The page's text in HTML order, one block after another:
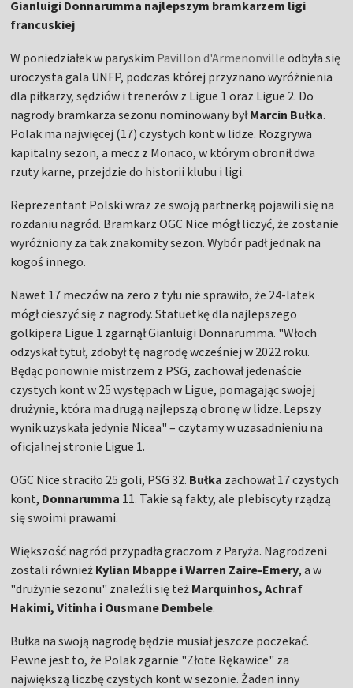
Gianluigi Donnarumma najlepszym bramkarzem ligi
francuskiej
W poniedziałek w paryskim Pavillon d'Armenonvilleodbyła się
uroczysta gala UNFP, podczas której przyznano wyróżnienia
dla piłkarzy, sędziów i trenerów z Ligue 1 oraz Ligue 2. Do
nagrody bramkarza sezonu nominowany byłMarcin Bułka.
Polak ma najwięcej (17) czystych kont w lidze. Rozgrywa
kapitalny sezon, a mecz z Monaco, w którym obronił dwa
rzuty karne, przejdzie do historii klubu i ligi.
Reprezentant Polski wraz ze swoją partnerką pojawili się na
rozdaniu nagród. Bramkarz OGC Nice mógł liczyć, że zostanie
wyróżniony za tak znakomity sezon. Wybór padł jednak na
kogoś innego.
Nawet 17 meczów na zero z tyłu nie sprawiło, że 24-latek
mógł cieszyć się z nagrody. Statuetkę dla najlepszego
golkipera Ligue 1 zgarnął Gianluigi Donnarumma. "Włoch
odzyskał tytuł, zdobył tę ​​nagrodę wcześniej w 2022 roku.
Będąc ponownie mistrzem z PSG, zachował jedenaście
czystych kont w 25 występach w Ligue, pomagając swojej
drużynie, która ma drugą najlepszą obronę w lidze. Lepszy
wynik uzyskała jedynie Nicea" – czytamy w uzasadnieniu na
oficjalnej stronie Ligue 1.
OGC Nice straciło 25 goli, PSG 32. Bułka zachował 17 czystych
kont, Donnarumma 11. Takie są fakty, ale plebiscyty rządzą
się swoimi prawami.
Większość nagród przypadła graczom z Paryża. Nagrodzeni
zostali również Kylian Mbappe i Warren Zaire-Emery, a w
"drużynie sezonu" znaleźli się też Marquinhos, Achraf
Hakimi, Vitinha i Ousmane Dembele.
Bułka na swoją nagrodę będzie musiał jeszcze poczekać.
Pewne jest to, że Polak zgarnie "Złote Rękawice" za
największą liczbę czystych kont w sezonie. Żaden inny